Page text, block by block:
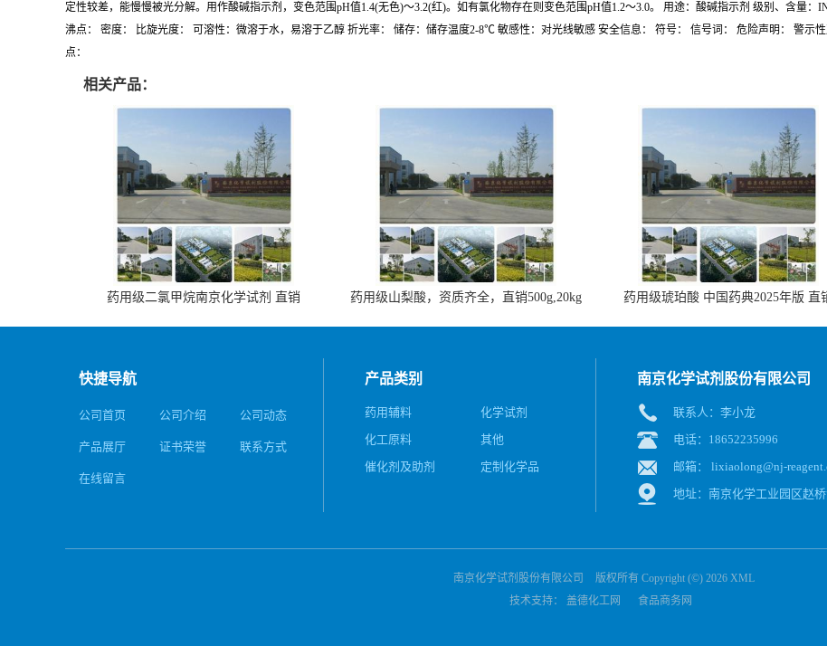
定性较差，能慢慢被光分解。用作酸碱指示剂，变色范围pH值1.4(无色)～3.2(红)。如有氯化物存在则变色范围pH值1.2～3.0。 用途：酸碱指示剂 级别、含量：
沸点： 密度： 比旋光度： 可溶性：微溶于水，易溶于乙醇 折光率： 储存：储存温度2-8℃ 敏感性：对光线敏感 安全信息： 符号： 信号词： 危险声明： 警示
点：
相关产品：
药用级二氯甲烷南京化学试剂 直销 药用级山梨酸，资质齐全，直销500g,20kg 药用级琥珀酸 中国药典2025年版 直
快捷导航
公司首页 公司介绍 公司动态
产品展厅 证书荣誉 联系方式
在线留言
产品类别
药用辅料
化学试剂
化工原料
其他
催化剂及助剂
定制化学品
南京化学试剂股份有限公司
联系人：李小龙
电话：18652235996
邮箱： lixiaolong@nj-
地址：南京化学工业园区赵
南京化学试剂股份有限公司 版权所有 Copyright (©) 2026 XML
技术支持： 盖德化工网 食品商务网